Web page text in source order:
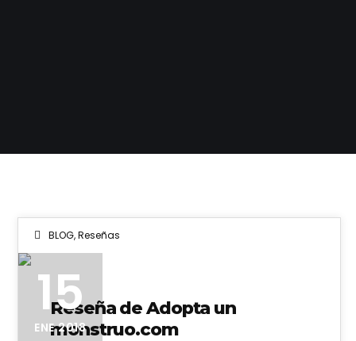
BLOG,Reseñas
15
ENE 2018
Reseña de Adopta un
monstruo.com